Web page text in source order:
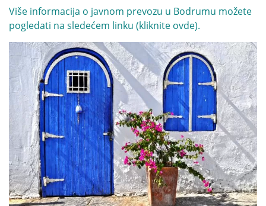
Više informacija o javnom prevozu u Bodrumu možete
pogledati na sledećem linku (kliknite ovde).